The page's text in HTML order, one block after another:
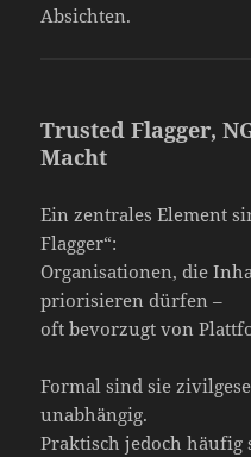
Absichten.
Trusted Flagger,
Macht
Ein zentrales Element
Flagger“:
Organisationen, die
priorisieren dürfen –
oft bevorzugt von
Formal sind sie
unabhängig.
Praktisch jedoch